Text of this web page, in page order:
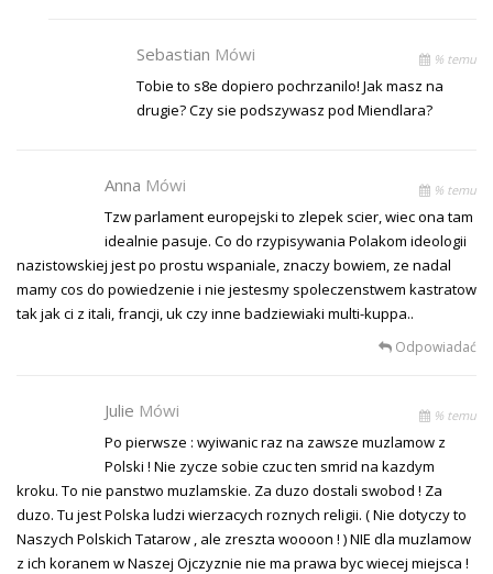
Sebastian Mówi % temu
Tobie to s8e dopiero pochrzanilo! Jak masz na
drugie? Czy sie podszywasz pod Miendlara?
Anna Mówi % temu
Tzw parlament europejski to zlepek scier, wiec ona tam
idealnie pasuje. Co do rzypisywania Polakom ideologii
nazistowskiej jest po prostu wspaniale, znaczy bowiem, ze nadal
mamy cos do powiedzenie i nie jestesmy spoleczenstwem kastratow
tak jak ci z itali, francji, uk czy inne badziewiaki multi-kuppa..
Odpowiadać
Julie Mówi % temu
Po pierwsze : wyiwanic raz na zawsze muzlamow z
Polski ! Nie zycze sobie czuc ten smrid na kazdym
kroku. To nie panstwo muzlamskie. Za duzo dostali swobod ! Za
duzo. Tu jest Polska ludzi wierzacych roznych religii. ( Nie dotyczy to
Naszych Polskich Tatarow , ale zreszta woooon ! ) NIE dla muzlamow
z ich koranem w Naszej Ojczyznie nie ma prawa byc wiecej miejsca !